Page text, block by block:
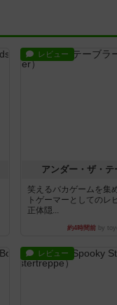
レビュー
アンダー・ザ・テ
笑えるバカゲームを集
トゲーマーとしてのレ
正体隠...
約4時間前by
レビュー